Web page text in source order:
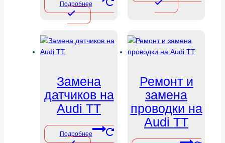
Подробнее
Замена
датчиков на
Audi TT
Подробнее
Ремонт и
замена
проводки на
Audi TT